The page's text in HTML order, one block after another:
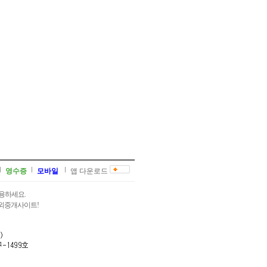
영수증 모바일 앱 다운로드
하세요.
중개사이트!